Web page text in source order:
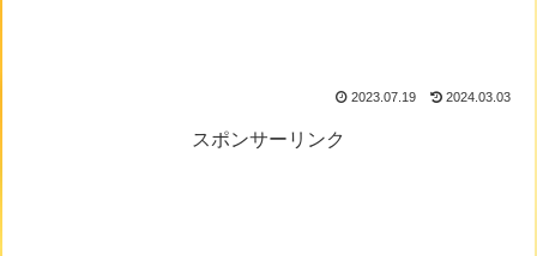
2023.07.19 2024.03.03
スポンサーリンク